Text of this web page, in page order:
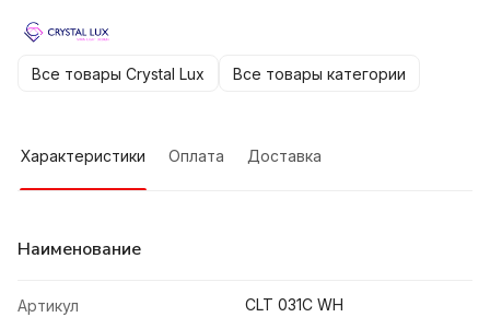
Все товары Crystal Lux Все товары категории
Характеристики Оплата Доставка
Наименование
Артикул CLT 031C WH